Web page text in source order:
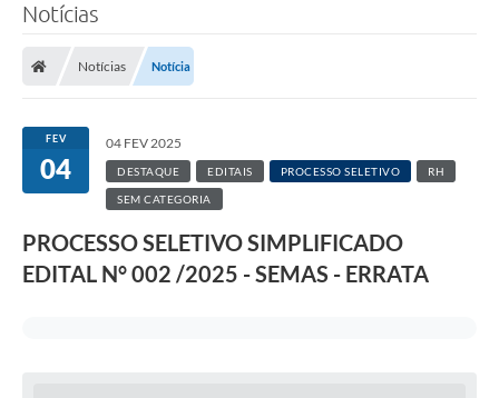
Notícias
Notícias Notícia
FEV
04
04 FEV 2025
DESTAQUE EDITAIS PROCESSO SELETIVO RH
SEM CATEGORIA
PROCESSO SELETIVO SIMPLIFICADO
EDITAL N° 002 /2025 - SEMAS - ERRATA